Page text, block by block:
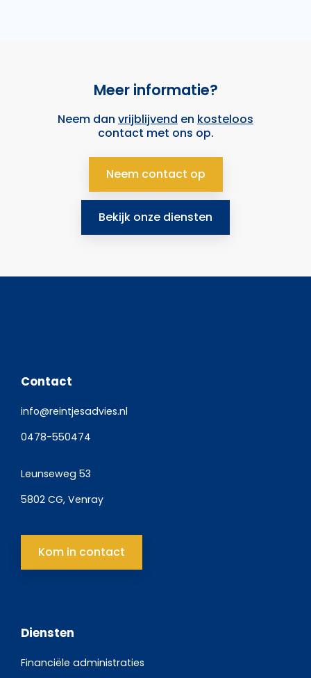
Meer informatie?
Neem dan vrijblijvend en kosteloos
contact met ons op.
Neem contact op
Bekijk onze diensten
Contact
info@reintjesadvies.nl
0478-550474
Leunseweg 53
5802 CG, Venray
Kom in contact
Diensten
Financiële administraties